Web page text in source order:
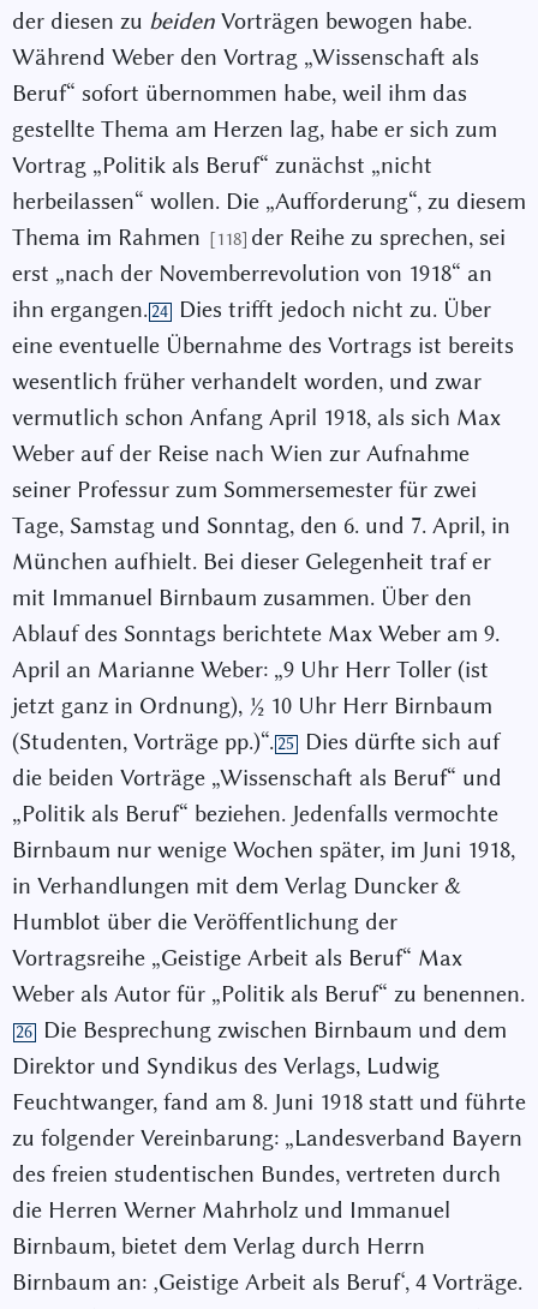
der diesen zu beiden Vorträgen bewogen habe.
Während Weber den Vortrag „Wissenschaft als
Beruf“ sofort übernommen habe, weil ihm das
gestellte Thema am Herzen lag, habe er sich zum
Vortrag „Politik als Beruf“ zunächst „nicht
herbeilassen“ wollen. Die „Aufforderung“, zu diesem
Thema im Rahmen [118] der Reihe zu sprechen, sei
erst „nach der Novemberrevolution von 1918“ an
ihn ergangen.24
Dies trifft jedoch nicht zu. Über
eine eventuelle Übernahme des Vortrags ist bereits
wesentlich früher verhandelt worden, und zwar
vermutlich schon Anfang April 1918, als sich Max
Weber auf der Reise nach Wien zur Aufnahme
seiner Professur zum Sommersemester für zwei
Tage, Samstag und Sonntag, den 6. und 7. April, in
München aufhielt. Bei dieser Gelegenheit traf er
mit Immanuel Birnbaum zusammen. Über den
Ablauf des Sonntags berichtete Max Weber am 9.
April an Marianne Weber: „9 Uhr Herr Toller (ist
jetzt ganz in Ordnung), ½ 10 Uhr Herr Birnbaum
(Studenten, Vorträge pp.)“.25
Dies dürfte sich auf
die beiden Vorträge „Wissenschaft als Beruf“ und
„Politik als Beruf“ beziehen. Jedenfalls vermochte
Birnbaum nur wenige Wochen später, im Juni 1918,
in Verhandlungen mit dem Verlag Duncker &
Humblot über die Veröffentlichung der
Vortragsreihe „Geistige Arbeit als Beruf“ Max
Weber als Autor für „Politik als Beruf“ zu benennen.
26
Die Besprechung zwischen Birnbaum und dem
Direktor und Syndikus des Verlags, Ludwig
Feuchtwanger, fand am 8. Juni 1918 statt und führte
zu folgender Vereinbarung: „Landesverband Bayern
des freien studentischen Bundes, vertreten durch
die Herren Werner Mahrholz und Immanuel
Birnbaum, bietet dem Verlag durch Herrn
Birnbaum an: ‚Geistige Arbeit als Beruf‘, 4 Vorträge.